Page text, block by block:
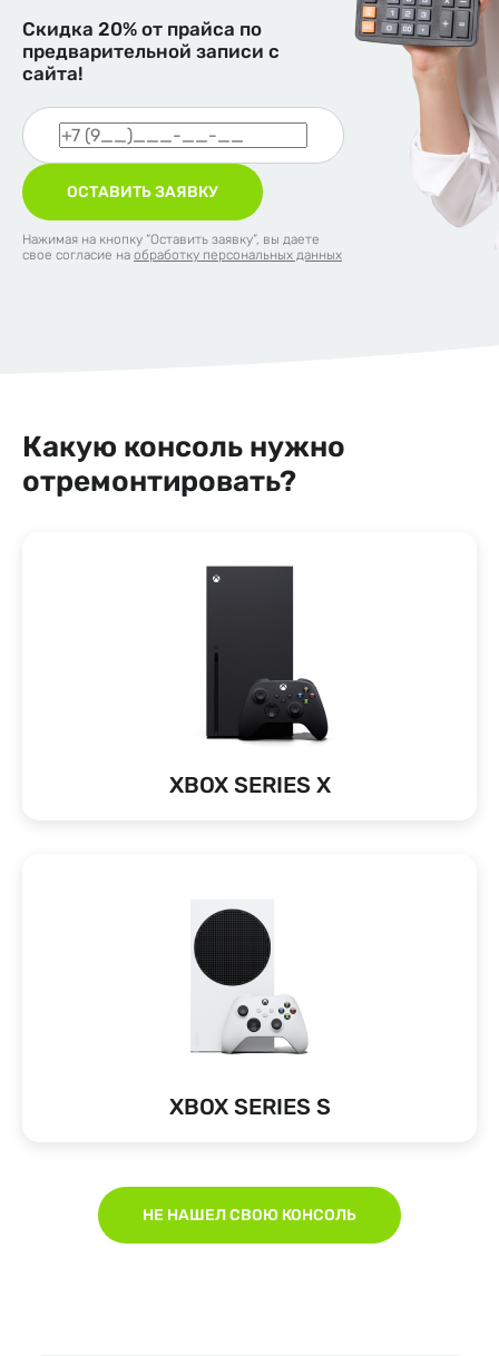
Скидка 20% от прайса по
предварительной записи с
сайта!
ОСТАВИТЬ ЗАЯВКУ
Нажимая на кнопку “Оставить заявку”, вы даете
свое согласие на обработку персональных данных
Какую консоль нужно
отремонтировать?
XBOX SERIES X
XBOX SERIES S
НЕ НАШЕЛ СВОЮ КОНСОЛЬ